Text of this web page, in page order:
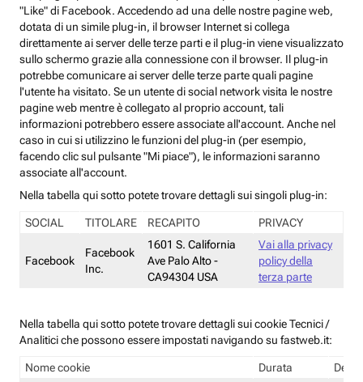
"Like" di Facebook. Accedendo ad una delle nostre pagine web,
dotata di un simile plug-in, il browser Internet si collega
direttamente ai server delle terze parti e il plug-in viene visualizzato
sullo schermo grazie alla connessione con il browser. Il plug-in
potrebbe comunicare ai server delle terze parte quali pagine
l'utente ha visitato. Se un utente di social network visita le nostre
pagine web mentre è collegato al proprio account, tali
informazioni potrebbero essere associate all'account. Anche nel
caso in cui si utilizzino le funzioni del plug-in (per esempio,
facendo clic sul pulsante "Mi piace"), le informazioni saranno
associate all'account.
Nella tabella qui sotto potete trovare dettagli sui singoli plug-in:
SOCIAL TITOLARE RECAPITO PRIVACY
Facebook
Facebook
Inc.
1601 S. California
Ave Palo Alto -
CA94304 USA
Vai alla privacy
policy della
terza parte
Nella tabella qui sotto potete trovare dettagli sui cookie Tecnici /
Analitici che possono essere impostati navigando su fastweb.it:
Nome cookie Durata